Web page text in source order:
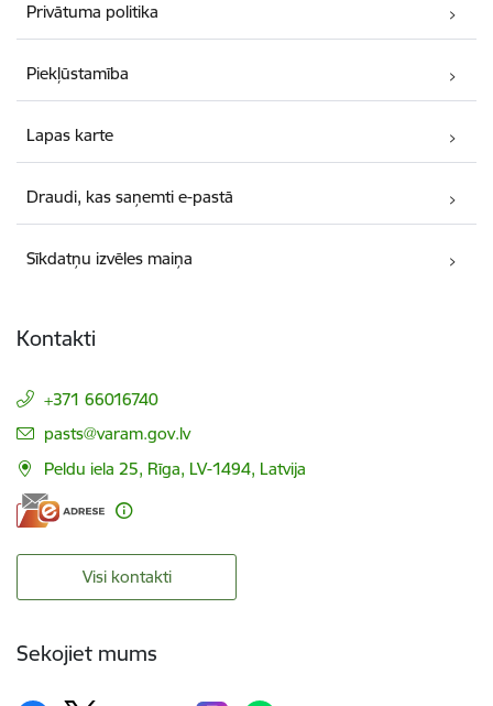
Privātuma politika
Piekļūstamība
Lapas karte
Draudi, kas saņemti e-pastā
Sīkdatņu izvēles maiņa
Kontakti
+371 66016740
E-pasts:
pasts@varam.gov.lv
Peldu iela 25, Rīga, LV-1494, Latvija
Visi kontakti
Sekojiet mums